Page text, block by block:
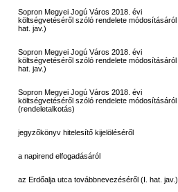
Sopron Megyei Jogú Város 2018. évi
költségvetéséről szóló rendelete módosításáról
hat. jav.)
Sopron Megyei Jogú Város 2018. évi
költségvetéséről szóló rendelete módosításáról
hat. jav.)
Sopron Megyei Jogú Város 2018. évi
költségvetéséről szóló rendelete módosításáról
(rendeletalkotás)
jegyzőkönyv hitelesítő kijelöléséről
a napirend elfogadásáról
az Erdőalja utca továbbnevezéséről (I. hat. jav.)